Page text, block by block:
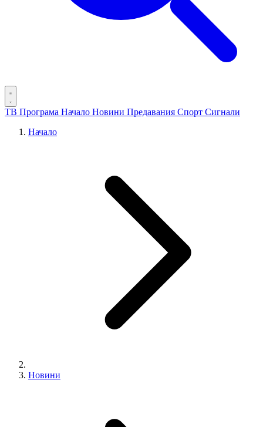
ТВ Програма Начало Новини Предавания Спорт Сигнали
Начало
Новини